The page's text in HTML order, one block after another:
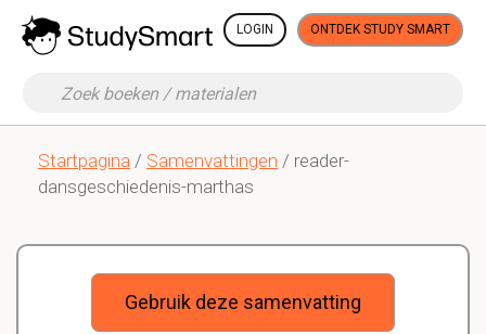
LOGIN ONTDEK STUDY SMART
Startpagina / Samenvattingen / reader-
dansgeschiedenis-marthas
Gebruik deze samenvatting